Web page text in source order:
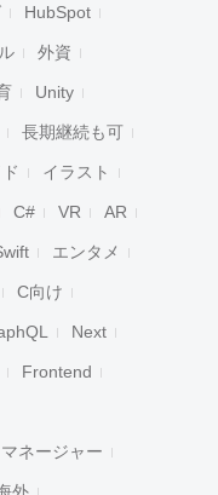
HubSpot
外資
Unity
長期継続も可
イラスト
C# VR AR
エンタメ
C向け
Next
Frontend
ネージャー